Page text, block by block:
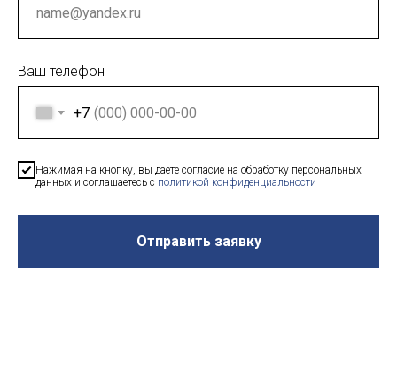
Ваш телефон
+7
Нажимая на кнопку, вы даете согласие на обработку персональных
данных и соглашаетесь c политикой конфиденциальности
Отправить заявку